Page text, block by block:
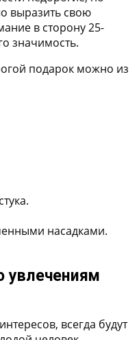
выразить свою
в сторону 25-
значимость.
подарок можно из
насадками.
увлечениям
всегда будут